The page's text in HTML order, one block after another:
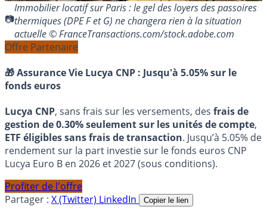
Immobilier locatif sur Paris : le gel des loyers des passoires
thermiques (DPE F et G) ne changera rien à la situation
actuelle © FranceTransactions.com/stock.adobe.com
Offre Partenaire
🎁 Assurance Vie Lucya CNP : Jusqu'à 5.05% sur le
fonds euros
Lucya CNP, sans frais sur les versements, des frais de
gestion de 0.30% seulement sur les unités de compte,
ETF éligibles sans frais de transaction. Jusqu’à 5.05% de
rendement sur la part investie sur le fonds euros CNP
Lucya Euro B en 2026 et 2027 (sous conditions).
Profiter de l'offre
Partager : X (Twitter) LinkedIn Copier le lien